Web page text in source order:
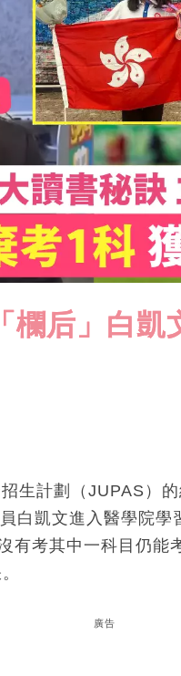
欄后」白凱
生計劃（JUPAS）
白凱文進入醫學院
有考其中一科目仍能
廣告